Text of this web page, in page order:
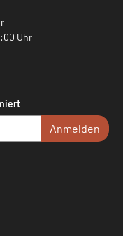
Uhr
Anmelden